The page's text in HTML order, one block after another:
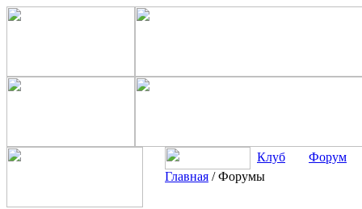
Клуб
Форум
Главная /Форумы